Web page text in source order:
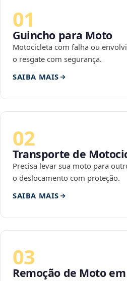
01
Guincho para Moto
Motocicleta com falha ou
o resgate com segurança.
SAIBA MAIS
02
Transporte de
Precisa levar sua moto para
o deslocamento com proteção.
SAIBA MAIS
03
Remoção de Moto